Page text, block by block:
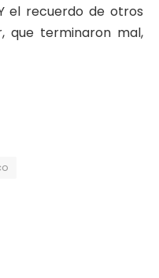
el recuerdo de otros
que terminaron mal,